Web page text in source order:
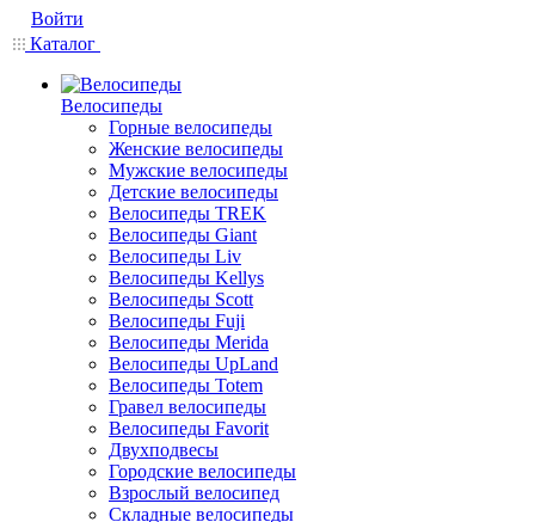
Войти
Каталог
Велосипеды
Горные велосипеды
Женские велосипеды
Мужские велосипеды
Детские велосипеды
Велосипеды TREK
Велосипеды Giant
Велосипеды Liv
Велосипеды Kellys
Велосипеды Scott
Велосипеды Fuji
Велосипеды Merida
Велосипеды UpLand
Велосипеды Totem
Гравел велосипеды
Велосипеды Favorit
Двухподвесы
Городские велосипеды
Взрослый велосипед
Складные велосипеды